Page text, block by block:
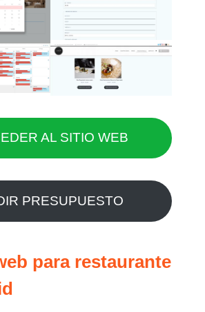
AL SITIO WEB
PRESUPUESTO
para restaurante